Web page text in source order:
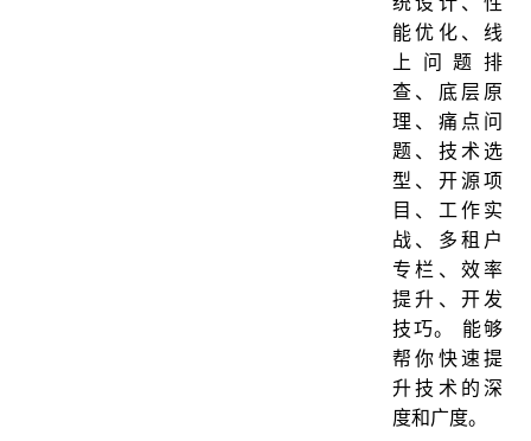
能优化、线
上问题排
查、底层原
理、痛点问
题、技术选
型、开源项
目、工作实
战、多租户
专栏、效率
提升、开发
技巧。 能够
帮你快速提
升技术的深
度和广度。